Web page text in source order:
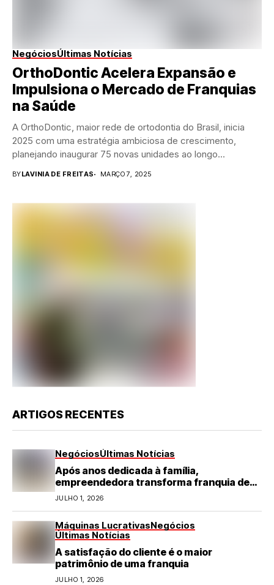
NegóciosÚltimas Notícias
OrthoDontic Acelera Expansão e
Impulsiona o Mercado de Franquias
na Saúde
A OrthoDontic, maior rede de ortodontia do Brasil, inicia
2025 com uma estratégia ambiciosa de crescimento,
planejando inaugurar 75 novas unidades ao longo...
BYLAVINIA DE FREITAS MARÇO 7, 2025
ARTIGOS RECENTES
NegóciosÚltimas Notícias
Após anos dedicada à família,
empreendedora transforma franquia de
turismo em negócio de destaque no RN
JULHO 1, 2026
Máquinas LucrativasNegócios
Últimas Notícias
A satisfação do cliente é o maior
patrimônio de uma franquia
JULHO 1, 2026